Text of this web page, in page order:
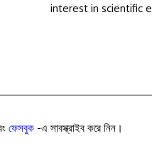
interest in scientific
ফেসবুক -এ সাবস্ক্রাইব করে নিন।